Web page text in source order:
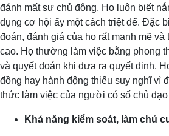
đánh mất sự chủ động. Họ luôn biết
dụng cơ hội ấy một cách triệt để. Đặc
đoán, đánh giá của họ rất mạnh mẽ
cao. Họ thường làm việc bằng phong
và quyết đoán khi đưa ra quyết định.
đồng hay hành động thiếu suy nghĩ vì
thức làm việc của người có số chủ đạo
Khả năng kiểm soát, làm chủ